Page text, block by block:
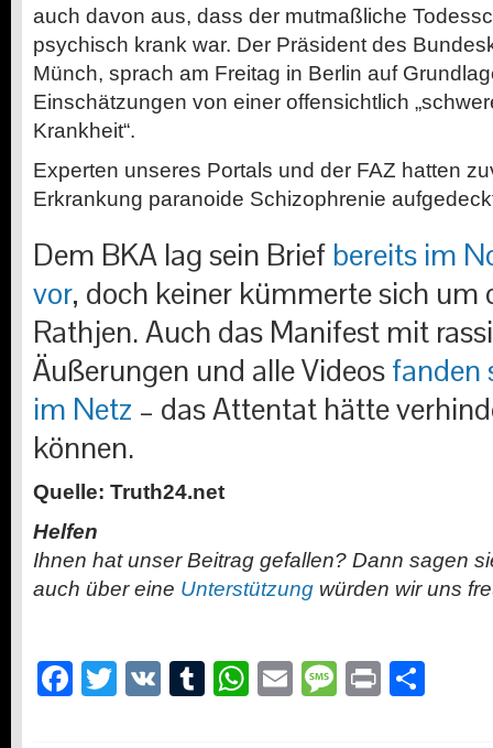
auch davon aus, dass der mutmaßliche
psychisch krank war. Der Präsident des
Münch, sprach am Freitag in Berlin auf
Einschätzungen von einer offensichtlich
Krankheit“.
Experten unseres Portals und der FAZ hatten
Erkrankung paranoide Schizophrenie
Dem BKA lag sein Brief bereits im
vor, doch keiner kümmerte sich um
Rathjen. Auch das Manifest mit
Äußerungen und alle Videos fanden
im Netz – das Attentat hätte
können.
Quelle: Truth24.net
Helfen
Ihnen hat unser Beitrag gefallen? Dann sagen
auch über eine Unterstützung würden wir uns
Facebook
Twitter
VK Tumblr
WhatsApp
EmailMessage
Print